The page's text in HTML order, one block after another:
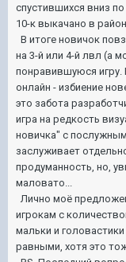
спустившихся вниз
10-к выкачано в
В итоге новичок
на 3-й или 4-й лвл (а
понравившуюся игру.
онлайн - избиение
это забота
игра на редкость
новичка" с
заслуживает
продуманность, но,
маловато...
Лично моё
игрокам с
мальки и
равными, хотя это